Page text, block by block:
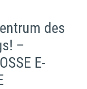
des
–
E-